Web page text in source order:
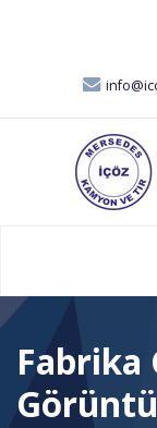
Fabrika